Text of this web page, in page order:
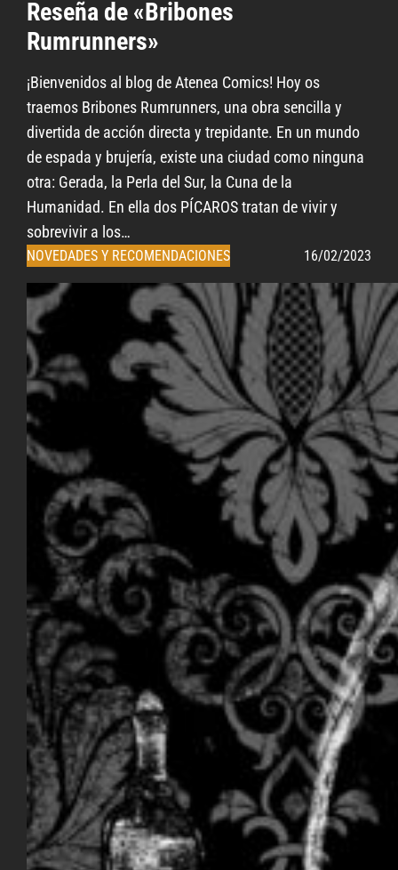
Reseña de «Bribones
Rumrunners»
¡Bienvenidos al blog de Atenea Comics! Hoy os
traemos Bribones Rumrunners, una obra sencilla y
divertida de acción directa y trepidante. En un mundo
de espada y brujería, existe una ciudad como ninguna
otra: Gerada, la Perla del Sur, la Cuna de la
Humanidad. En ella dos PÍCAROS tratan de vivir y
sobrevivir a los…
NOVEDADES Y RECOMENDACIONES 16/02/2023